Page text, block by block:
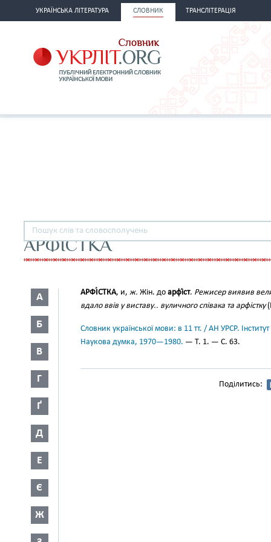
УКРАЇНСЬКА ЛІТЕРАТУРА СЛОВНИК ТРАНСЛІТЕРАЦІЯ
АРФІСТКА
А
Б
В
Г
Ґ
Д
Е
Є
Ж
АРФІ́СТКА, и, ж. Жін. до арфі́ст. Режисер виявив
вдало ввів у виставу.. вуличного співака та арфістку
Словник української мови: в 11 тт. / АН УРСР.
Наукова думка, 1970—1980. — Т. 1. — С. 63.
Поділитись: